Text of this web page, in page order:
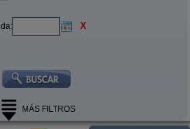
X
MÁS FILTROS